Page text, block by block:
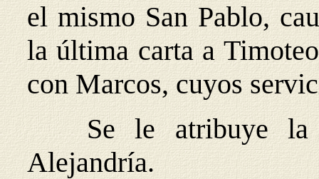
el mismo San Pablo,
la última carta a
con Marcos, cuyos
Se le atribuye la
Alejandría.